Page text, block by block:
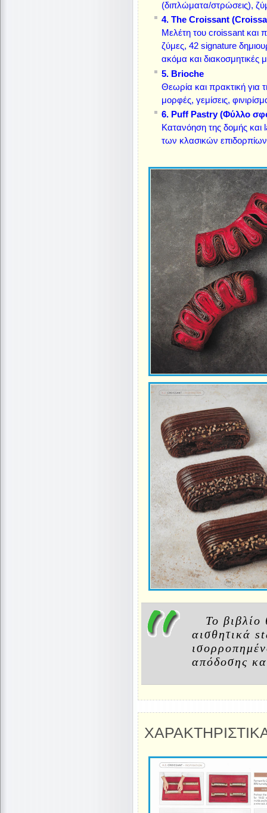
(διπλώματα/στρώσεις),
4. The Croissant
Μελέτη του croissant και
ζύμες, 42 signature
ακόμα και διακοσμητικές
5. Brioche
Θεωρία και πρακτική για
μορφές, γεμίσεις,
6. Puff Pastry (Φύλλο
Κατανόηση της δομής και
των κλασικών
Το βιβλίο
αισθητικά
απόδοσης